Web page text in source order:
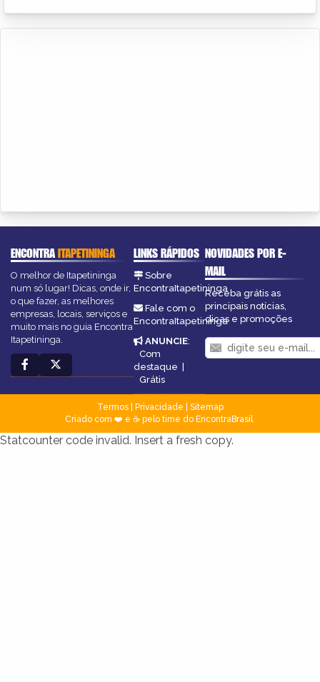
ENCONTRAITAPETININGA
O melhor de Itapetininga
num só lugar! Dicas, onde ir,
o que fazer, as melhores
empresas, locais, serviços e
muito mais no guia Encontra
Itapetininga.
LINKS RÁPIDOS
Sobre
EncontraItapetininga
Fale com o
EncontraItapetininga
ANUNCIE:
Com
destaque |
Grátis
NOVIDADES POR E-
MAIL
Receba grátis as
principais notícias,
dicas e promoções
Termos| Privacidade
Sitemap
Criado com ❤️ e ☕ pelo time do EncontraBrasil
Statcounter code invalid. Insert a fresh copy.